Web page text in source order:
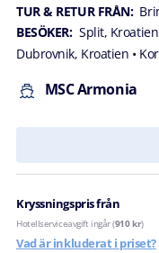
TUR & RETUR FRÅN:
BESÖKER: Split, Kroatien
Dubrovnik, Kroatien •
MSC Armonia
Kryssningspris från
Hotellserviceavgift ingår (910 kr)
Vad är inkluderat i priset?